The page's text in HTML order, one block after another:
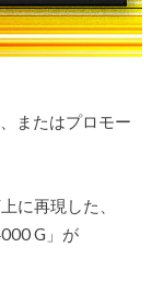
またはプロモー
に再現した、
G」が